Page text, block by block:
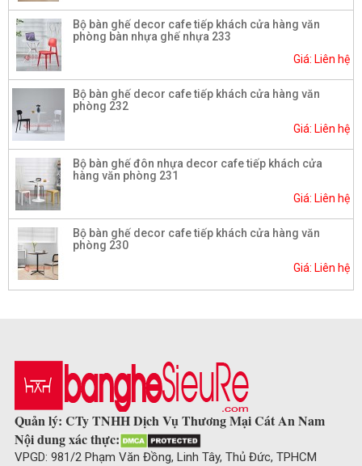
Bộ bàn ghế decor cafe tiếp khách cửa hàng văn
phòng bàn nhựa ghế nhựa 233
Giá: Liên hệ
Bộ bàn ghế decor cafe tiếp khách cửa hàng văn
phòng 232
Giá: Liên hệ
Bộ bàn ghế đôn nhựa decor cafe tiếp khách cửa
hàng văn phòng 231
Giá: Liên hệ
Bộ bàn ghế decor cafe tiếp khách cửa hàng văn
phòng 230
Giá: Liên hệ
Quản lý: CTy TNHH Dịch Vụ Thương Mại Cát An Nam
Nội dung xác thực:
VPGD: 981/2 Phạm Văn Đồng, Linh Tây, Thủ Đức, TPHCM